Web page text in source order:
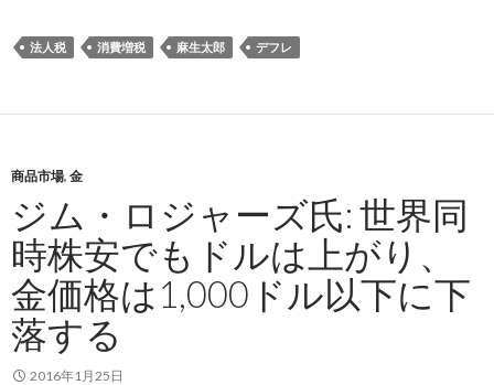
法人税 消費増税 麻生太郎 デフレ
商品市場, 金
ジム・ロジャーズ氏: 世界同
時株安でもドルは上がり、
金価格は1,000ドル以下に下
落する
2016年1月25日